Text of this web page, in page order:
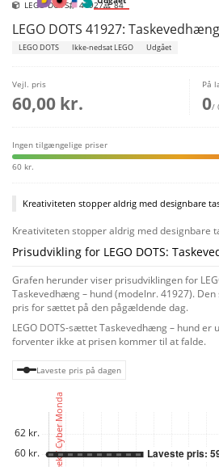
LEGO DOTS 41927 84
LEGO DOTS 41927:
LEGO DOTS Ikke-nedsat LEGO Udgået
Vejl. pris
60,00 kr.
På
0/
Ingen tilgængelige priser
60 kr.
Kreativiteten stopper aldrig med designbare
Kreativiteten stopper aldrig med designbare
Prisudvikling for LEGO DOTS:
Grafen herunder viser prisudviklingen for
Taskevedhæng – hund (modelnr. 41927).
pris for sættet på den pågældende dag.
LEGO DOTS-sættet Taskevedhæng – hund er
forventer ikke at prisen kommer til at falde.
Laveste pris på dagen